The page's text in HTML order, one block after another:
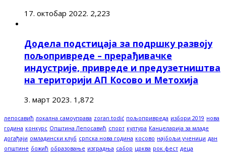
17. октобар 2022. 2,223
Додела подстицаја за подршку развоју
пољопривреде – прерађивачке
индустрије, привреде и предузетништва
на територији АП Косово и Метохија
3. март 2023. 1,872
лепосавић локална самоуправа zoran todić пољопривреда избори 2019 нова
година конкурс Општина Лепосавић спорт култура Канцеларија за младе
догађаји омладински клуб српска нова година косово најбољи ученици дан
општине божић образовање изградња сабор црква рок фест деца